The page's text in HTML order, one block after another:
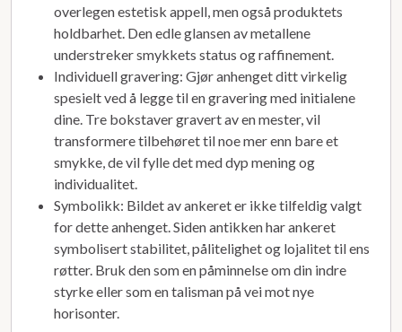
overlegen estetisk appell, men også produktets
holdbarhet. Den edle glansen av metallene
understreker smykkets status og raffinement.
Individuell gravering: Gjør anhenget ditt virkelig
spesielt ved å legge til en gravering med initialene
dine. Tre bokstaver gravert av en mester, vil
transformere tilbehøret til noe mer enn bare et
smykke, de vil fylle det med dyp mening og
individualitet.
Symbolikk: Bildet av ankeret er ikke tilfeldig valgt
for dette anhenget. Siden antikken har ankeret
symbolisert stabilitet, pålitelighet og lojalitet til ens
røtter. Bruk den som en påminnelse om din indre
styrke eller som en talisman på vei mot nye
horisonter.